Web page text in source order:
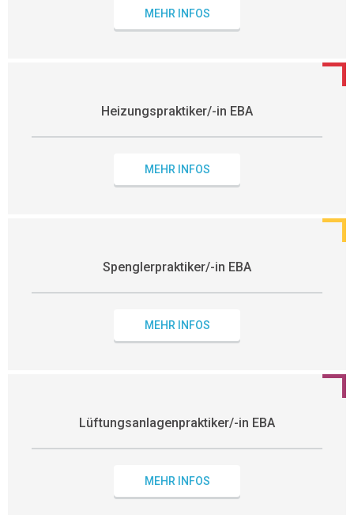
MEHR INFOS
Heizungspraktiker/-in EBA
MEHR INFOS
Spenglerpraktiker/-in EBA
MEHR INFOS
Lüftungsanlagenpraktiker/-in EBA
MEHR INFOS